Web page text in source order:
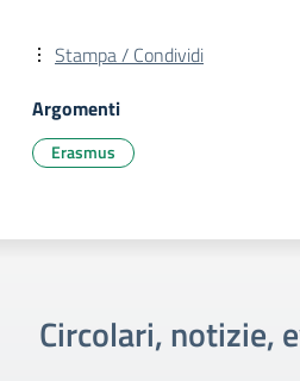
Stampa / Condividi
Argomenti
Erasmus
Circolari, notizie,